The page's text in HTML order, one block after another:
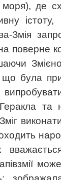
де
істоту,
Змія
поверне
що була
та